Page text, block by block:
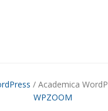
/ Academica
WPZOOM